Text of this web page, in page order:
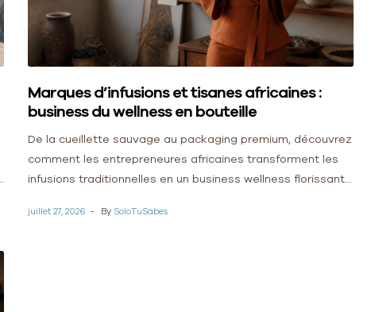
Marques d’infusions et tisanes africaines :
business du wellness en bouteille
De la cueillette sauvage au packaging premium, découvrez
comment les entrepreneures africaines transforment les
infusions traditionnelles en un business wellness florissant
juillet 27, 2026 By SoloTuSabes